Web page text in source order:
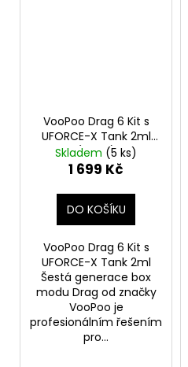
VooPoo Drag 6 Kit s
UFORCE-X Tank 2ml
(Silver)
Skladem (5 ks)
1 699 Kč
DO KOŠÍKU
VooPoo Drag 6 Kit s
UFORCE-X Tank 2ml
Šestá generace box
modu Drag od značky
VooPoo je
profesionálním řešením
pro...